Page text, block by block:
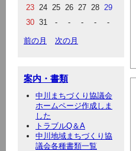
23 24 25 26 27 28 29
30 31 - - - - -
前の月 次の月
案内・書類
中川まちづくり協議会
ホームページ作成しま
した
トラブルQ＆A
中川地域まちづくり協
議会各種書類一覧